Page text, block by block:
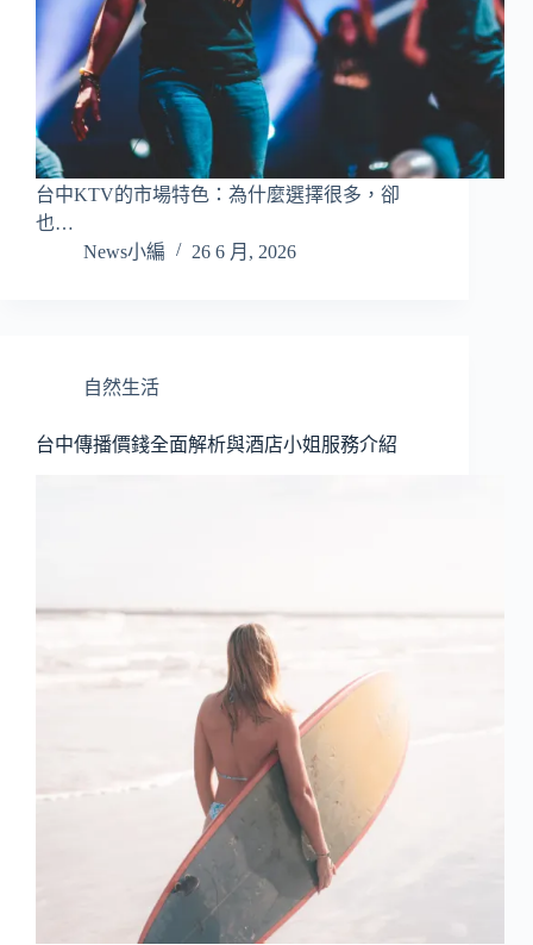
台中KTV的市場特色：為什麼選擇很多，卻
也…
News小編
26 6 月, 2026
自然生活
台中傳播價錢全面解析與酒店小姐服務介紹